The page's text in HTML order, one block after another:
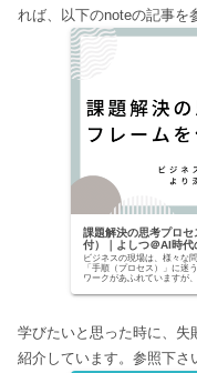
れば、以下のnoteの記事を
課題解決の思考プロセ
付）｜よしつ＠AI時代
ビジネスの現場は、様々な
「手順（プロセス）」に迷
ワークがあふれていますが
学びたいと思った時に、失
紹介しています。参照下さ